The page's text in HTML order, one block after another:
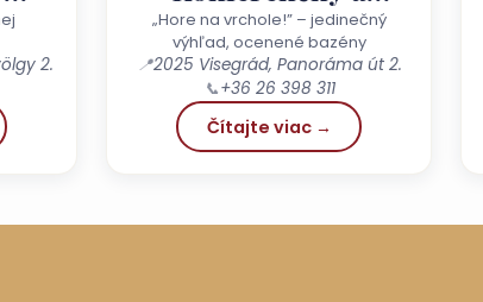
2.
wellness hotel
Bioenergetické
centrum
„Hore na vrchole!” – jedinečný
výhľad, ocenené bazény
📍2025 Visegrád, Panoráma út 2.
📞+36 26 398 311
Čítajte viac →